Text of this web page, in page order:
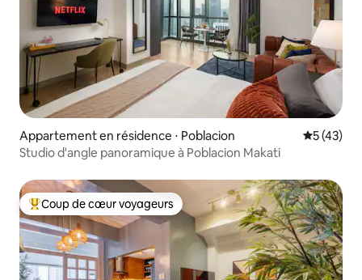
Appartement en résidence ⋅ Poblacion
5 (43)
Studio d'angle panoramique à Poblacion Makati
Coups de cœur voyageurs les plus appréciés
Coup de cœur voyageurs